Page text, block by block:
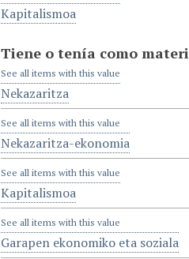
Kapitalismoa
Tiene o tenía como
See all items with this value
Nekazaritza
See all items with this value
Nekazaritza-ekonomia
See all items with this value
Kapitalismoa
See all items with this value
Garapen ekonomiko eta soziala